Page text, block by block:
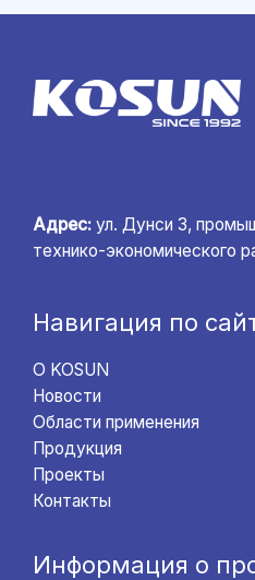
Адрес: ул. Дунси 3,
технико-экономического
Навигация по
О KOSUN
Новости
Области применения
Продукция
Проекты
Контакты
Информация о